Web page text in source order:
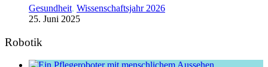
Gesundheit, Wissenschaftsjahr 2026
25. Juni 2025
Robotik